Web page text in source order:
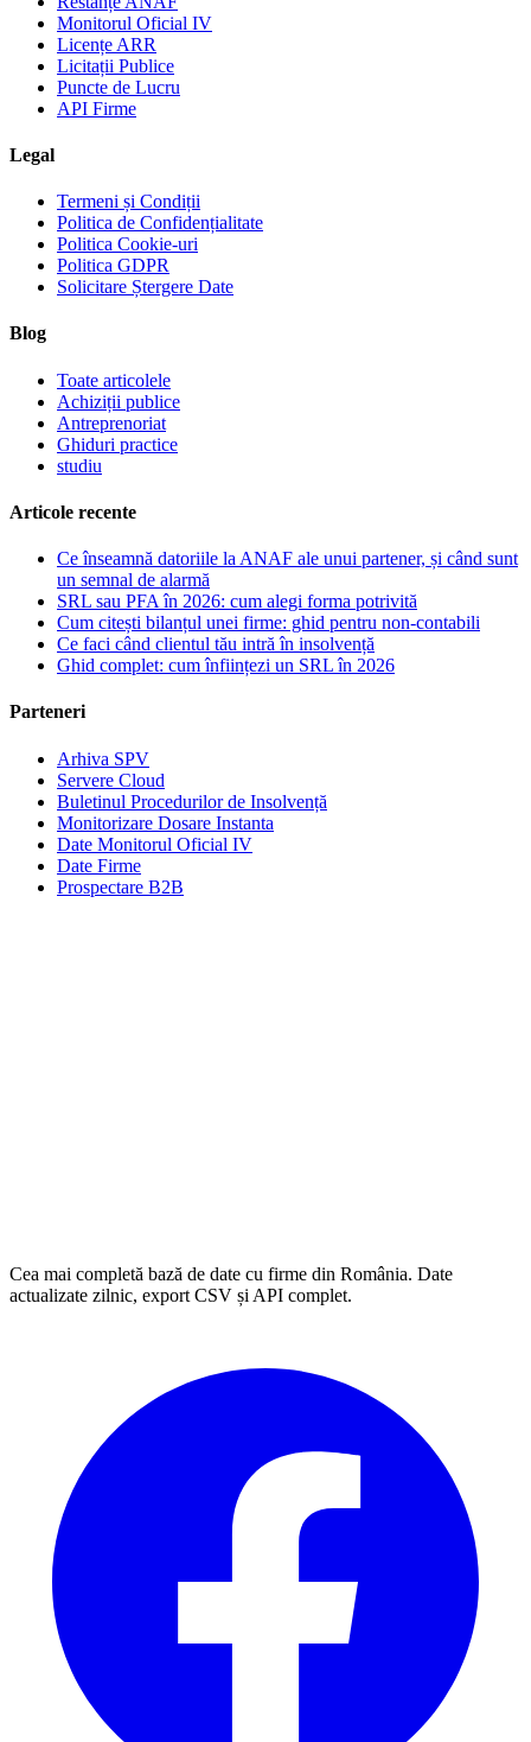
Monitorul Oficial IV
Licențe ARR
Licitații Publice
Puncte de Lucru
API Firme
Legal
Termeni și Condiții
Politica de Confidențialitate
Politica Cookie-uri
Politica GDPR
Solicitare Ștergere Date
Blog
Toate articolele
Achiziții publice
Antreprenoriat
Ghiduri practice
studiu
Articole recente
Ce înseamnă datoriile la ANAF ale unui partener, și când sunt
un semnal de alarmă
SRL sau PFA în 2026: cum alegi forma potrivită
Cum citești bilanțul unei firme: ghid pentru non-contabili
Ce faci când clientul tău intră în insolvență
Ghid complet: cum înființezi un SRL în 2026
Parteneri
Arhiva SPV
Servere Cloud
Buletinul Procedurilor de Insolvență
Monitorizare Dosare Instanta
Date Monitorul Oficial IV
Date Firme
Prospectare B2B
Cea mai completă bază de date cu firme din România. Date
actualizate zilnic, export CSV și API complet.